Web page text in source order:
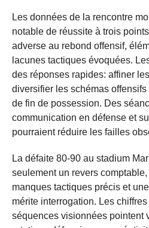
Les données de la rencontre
notable de réussite à trois
adverse au rebond offensif,
lacunes tactiques évoquées.
des réponses rapides: affiner
diversifier les schémas
de fin de possession. Des
communication en défense et
pourraient réduire les failles
La défaite 80-90 au stadium
seulement un revers
manques tactiques précis et
mérite interrogation. Les
séquences visionnées pointent